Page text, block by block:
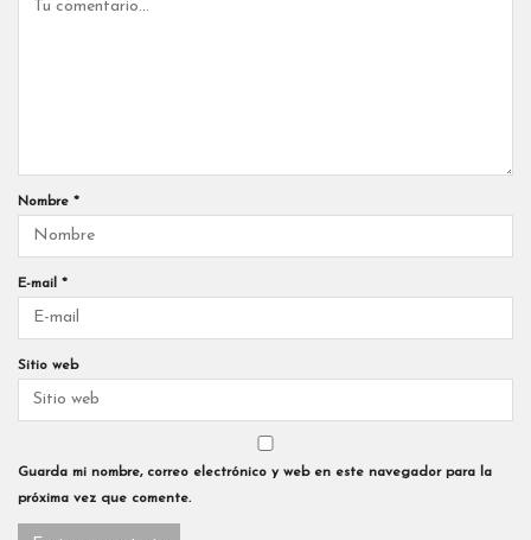
Nombre *
E-mail *
Sitio web
Guarda mi nombre, correo electrónico y web en este navegador para la
próxima vez que comente.